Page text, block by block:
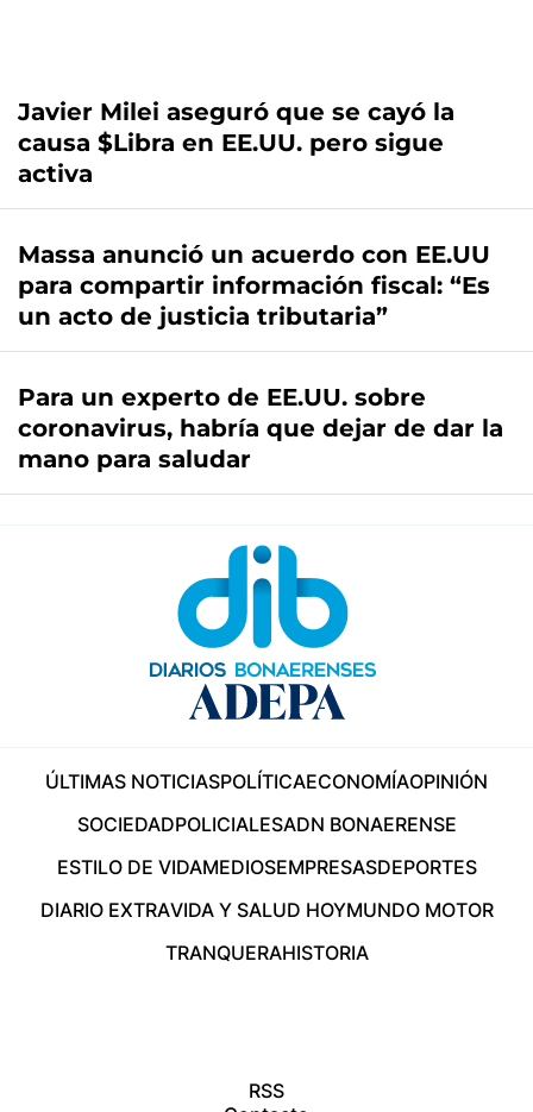
Javier Milei aseguró que se cayó la
causa $Libra en EE.UU. pero sigue
activa
Massa anunció un acuerdo con EE.UU
para compartir información fiscal: “Es
un acto de justicia tributaria”
Para un experto de EE.UU. sobre
coronavirus, habría que dejar de dar la
mano para saludar
ÚLTIMAS NOTICIASPOLÍTICAECONOMÍAOPINIÓN
SOCIEDADPOLICIALESADN BONAERENSE
ESTILO DE VIDAMEDIOSEMPRESASDEPORTES
DIARIO EXTRAVIDA Y SALUD HOYMUNDO MOTOR
TRANQUERAHISTORIA
RSS